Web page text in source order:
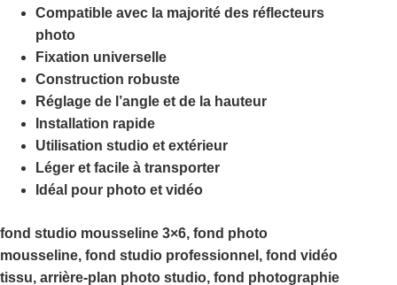
Compatible avec la majorité des réflecteurs
photo
Fixation universelle
Construction robuste
Réglage de l’angle et de la hauteur
Installation rapide
Utilisation studio et extérieur
Léger et facile à transporter
Idéal pour photo et vidéo
fond studio mousseline 3×6, fond photo
mousseline, fond studio professionnel, fond vidéo
tissu, arrière-plan photo studio, fond photographie